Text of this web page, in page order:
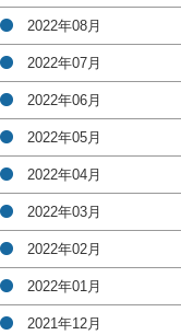
2022年08月
2022年07月
2022年06月
2022年05月
2022年04月
2022年03月
2022年02月
2022年01月
2021年12月